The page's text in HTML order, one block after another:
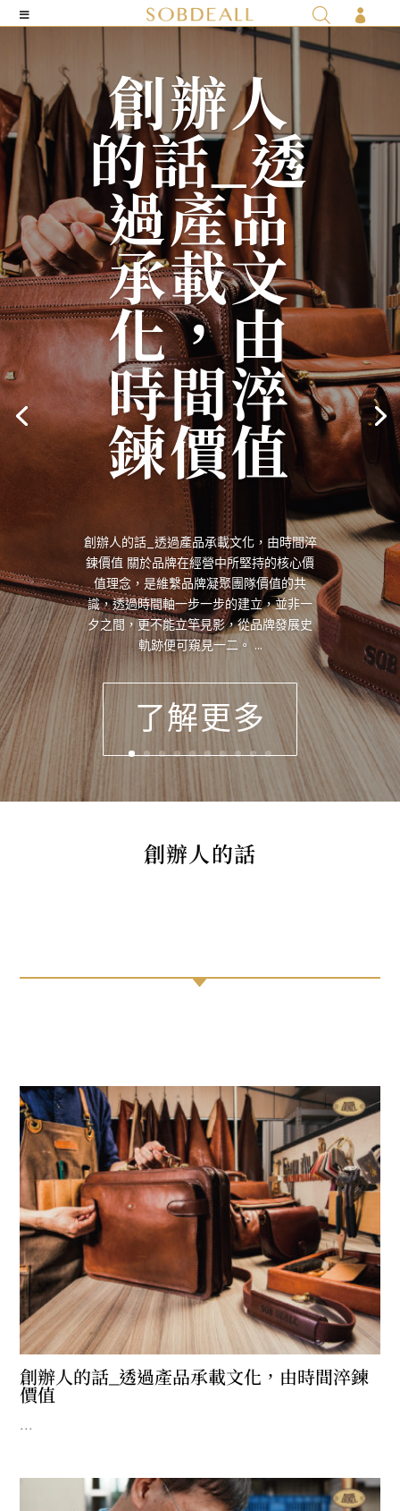

創辦人
的話_透
過產品
承載文
化，由
時間淬
鍊價值
創辦人的話_透過產品承載文化，由時間淬
鍊價值 關於品牌在經營中所堅持的核心價
值理念，是維繫品牌凝聚團隊價值的共
識，透過時間軸一步一步的建立，並非一
夕之間，更不能立竿見影，從品牌發展史
軌跡便可窺見一二。 ​...
了解更多
創辦人的話
C
創辦人的話_透過產品承載文化，由時間淬鍊
價值
...